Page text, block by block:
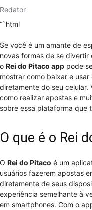
Redator
“`html
Se você é um amante de
novas formas de se
o Rei do Pitaco app pode
mostrar como baixar e
diretamente do seu celular.
como realizar apostas e
sobre essa plataforma que
O que é o Rei
O Rei do Pitaco é um
usuários fazerem apostas
diretamente de seus
experiência semelhante à
em smartphones. Com o